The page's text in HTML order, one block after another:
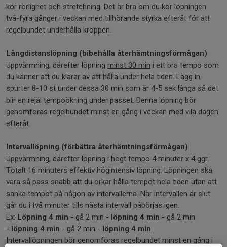
kör rörlighet och stretchning. Det är bra om du kör löpningen
två-fyra gånger i veckan med tillhörande styrka efteråt för att
regelbundet underhålla kroppen.
Långdistanslöpning (bibehålla återhämtningsförmågan)
Uppvärmning, därefter löpning minst 30 min i ett bra tempo som
du känner att du klarar av att hålla under hela tiden. Lägg in
spurter 8-10 st under dessa 30 min som är 4-5 sek långa så det
blir en rejäl tempoökning under passet. Denna löpning bör
genomföras regelbundet minst en gång i veckan med vila dagen
efteråt.
Intervallöpning (förbättra återhämtningsförmågan)
Uppvärmning, därefter löpning i högt tempo 4 minuter x 4 ggr.
Totalt 16 minuters effektiv högintensiv löpning. Löpningen ska
vara så pass snabb att du orkar hålla tempot hela tiden utan att
sänka tempot på någon av intervallerna. När intervallen är slut
går du i två minuter tills nästa intervall påbörjas igen.
Ex: Löpning 4 min - gå 2 min - löpning 4 min - gå 2 min
- löpning 4 min - gå 2 min - löpning 4 min.
Intervallöpningen bör genomföras regelbundet minst en gång i